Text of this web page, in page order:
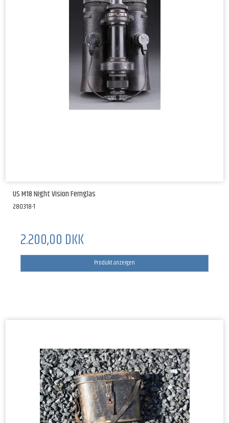
US M18 Night Vision Fernglas
280318-1
2.200,00 DKK
Produkt anzeigen